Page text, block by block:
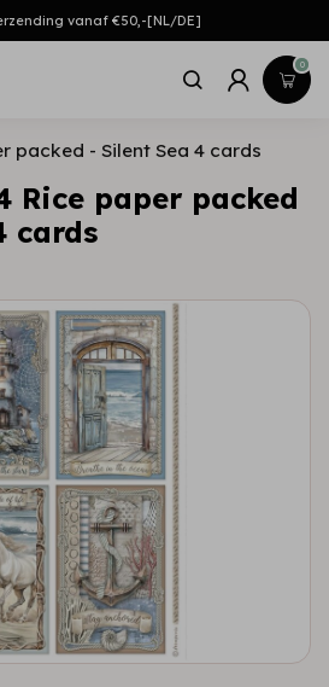
vanaf €50,-[NL/DE]
0
packed - Silent Sea 4 cards
Rice paper packed
cards